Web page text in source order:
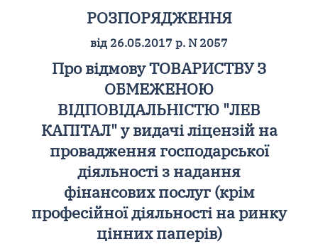
РОЗПОРЯДЖЕННЯ
від 26.05.2017 р. N 2057
Про відмову ТОВАРИСТВУ З
ОБМЕЖЕНОЮ
ВІДПОВІДАЛЬНІСТЮ "ЛЕВ
КАПІТАЛ" у видачі ліцензій на
провадження господарської
діяльності з надання
фінансових послуг (крім
професійної діяльності на ринку
цінних паперів)